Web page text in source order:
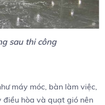
sau thi công
máy móc, bàn làm việc,
điều hòa và quạt gió nên